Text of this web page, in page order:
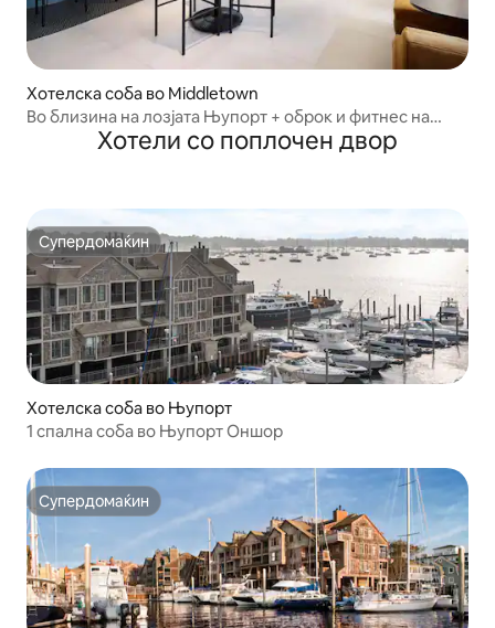
Хотелска соба во Middletown
Во близина на лозјата Њупорт + оброк и фитнес на
лице местоХотели со поплочен двор
Супердомаќин
Супердомаќин
Хотелска соба во Њупорт
1 спална соба во Њупорт Оншор
Супердомаќин
Супердомаќин